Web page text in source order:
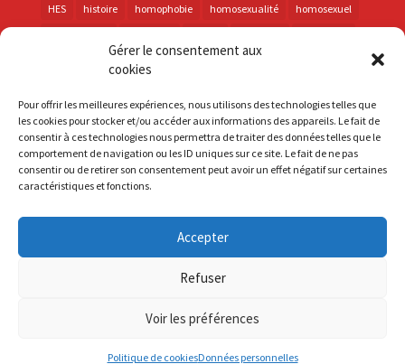
Gérer le consentement aux
cookies
Pour offrir les meilleures expériences, nous utilisons des technologies telles que
les cookies pour stocker et/ou accéder aux informations des appareils. Le fait de
consentir à ces technologies nous permettra de traiter des données telles que le
comportement de navigation ou les ID uniques sur ce site. Le fait de ne pas
consentir ou de retirer son consentement peut avoir un effet négatif sur certaines
caractéristiques et fonctions.
Accepter
Refuser
Voir les préférences
Politique de cookiesDonnées personnelles
HES
histoire homophobie homosexualité
homosexuel
PMA police
prévention
santé
sida trans transphobie UE
Union européenne
vih
violences visibilité élections
S'inscrire à la Newsletter